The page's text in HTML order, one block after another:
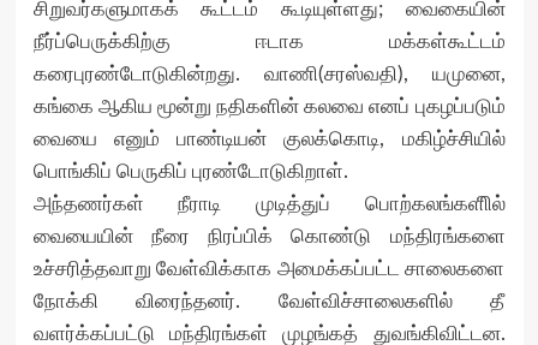
சிறுவர்களுமாகக் கூட்டம் கூடியுள்ளது; வைகையின்
நீர்ப்பெருக்கிற்கு ஈடாக மக்கள்கூட்டம்
கரைபுரண்டோடுகின்றது. வாணி(சரஸ்வதி), யமுனை,
கங்கை ஆகிய மூன்று நதிகளின் கலவை எனப் புகழப்படும்
வையை எனும் பாண்டியன் குலக்கொடி, மகிழ்ச்சியில்
பொங்கிப் பெருகிப் புரண்டோடுகிறாள்.
அந்தணர்கள் நீராடி முடித்துப் பொற்கலங்களிில்
வையையின் நீரை நிரப்பிக் கொண்டு மந்திரங்களை
உச்சரித்தவாறு வேள்விக்காக அமைக்கப்பட்ட சாலைகளை
நோக்கி விரைந்தனர். வேள்விச்சாலைகளில் தீ
வளர்க்கப்பட்டு மந்திரங்கள் முழங்கத் துவங்கிவிட்டன.